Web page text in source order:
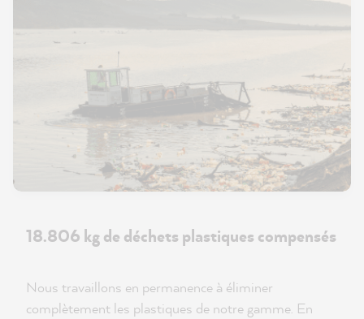
18.806 kg de déchets plastiques compensés
Nous travaillons en permanence à éliminer
complètement les plastiques de notre gamme. En